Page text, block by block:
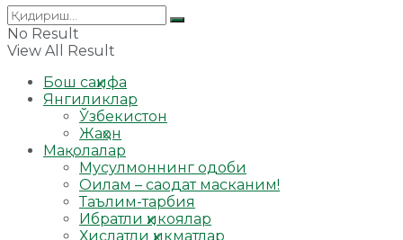
No Result
View All Result
Бош саҳифа
Янгиликлар
Ўзбекистон
Жаҳон
Мақолалар
Мусулмоннинг одоби
Оилам – саодат масканим!
Таълим-тарбия
Ибратли ҳикоялар
Хислатли ҳикматлар